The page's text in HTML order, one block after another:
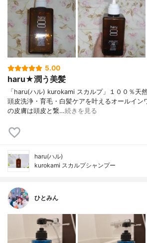
5.00
haru★潤う美髪
「haru(ハル) kurokami スカルプ」１００％天
頭皮洗浄・育毛・白髪ケアを叶えるオールイン
の皮膚は頭皮と繋…続きを見る
haru(ハル)
kurokami スカルプシャンプー
ひとみん